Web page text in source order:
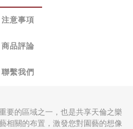
注意事項
商品評論
聯繫我們
要的區域之一，也是共享天倫之樂
相關的布置，激發您對園藝的想像